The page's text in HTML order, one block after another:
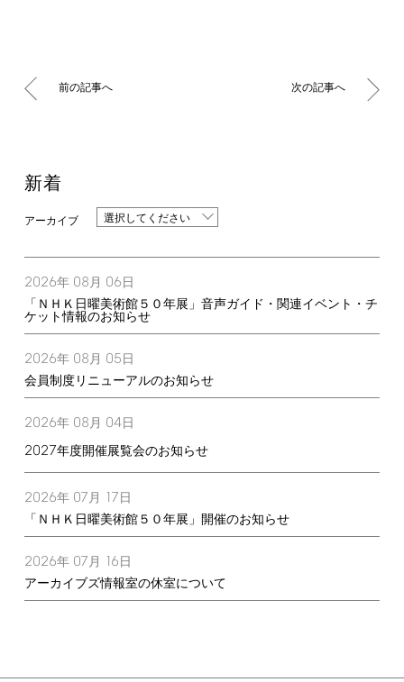
前の記事へ 次の記事へ
新着
選択してください
2026年 08月 06 日
「ＮＨＫ日曜美術館５０年展」音声ガイド・関連イベント・チ
ケット情報のお知らせ
2026年 08月 05 日
会員制度リニューアルのお知らせ
2026年 08月 04日
2027年度開催展覧会のお知らせ
2026年 07月 17 日
「ＮＨＫ日曜美術館５０年展」開催のお知らせ
2026年 07月 16 日
アーカイブズ情報室の休室について